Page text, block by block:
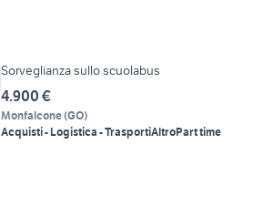
Sorveglianza sullo scuolabus
4.900 €
Monfalcone(GO)
Acquisti - Logistica - TrasportiAltroPart time